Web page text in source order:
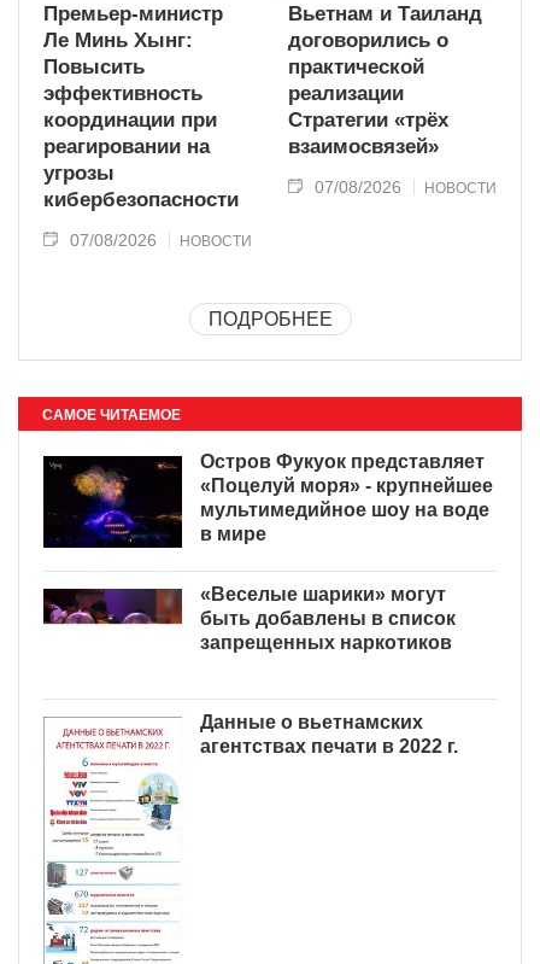
Премьер-министр
Ле Минь Хынг:
Повысить
эффективность
координации при
реагировании на
угрозы
кибербезопасности
07/08/2026 НОВОСТИ
Вьетнам и Таиланд
договорились о
практической
реализации
Стратегии «трёх
взаимосвязей»
07/08/2026 НОВОСТИ
ПОДРОБНЕЕ
САМОЕ ЧИТАЕМОЕ
Остров Фукуок представляет
«Поцелуй моря» - крупнейшее
мультимедийное шоу на воде
в мире
«Веселые шарики» могут
быть добавлены в список
запрещенных наркотиков
Данные о вьетнамских
агентствах печати в 2022 г.